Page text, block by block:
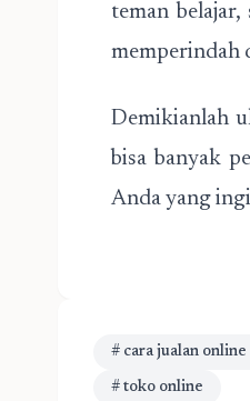
teman
memperindah
Demikianlah
bisa banyak
Anda yang
# cara jualan
# toko online